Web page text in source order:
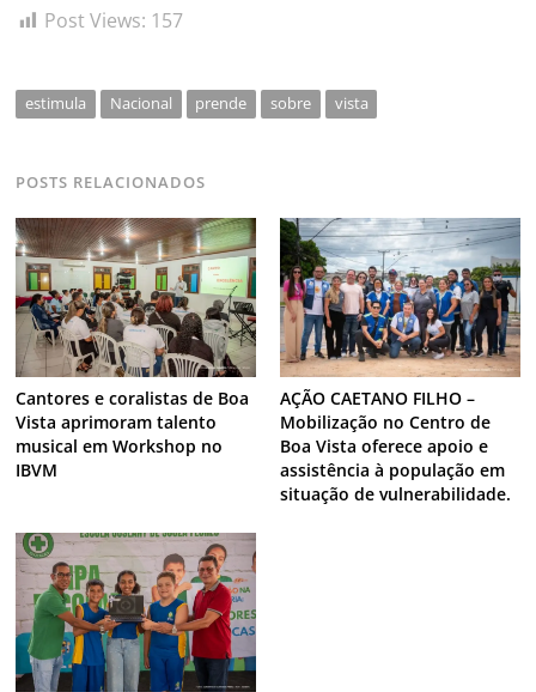
Post Views: 157
estimula Nacional prende sobre vista
POSTS RELACIONADOS
Cantores e coralistas de Boa
Vista aprimoram talento
musical em Workshop no
IBVM
AÇÃO CAETANO FILHO –
Mobilização no Centro de
Boa Vista oferece apoio e
assistência à população em
situação de vulnerabilidade.